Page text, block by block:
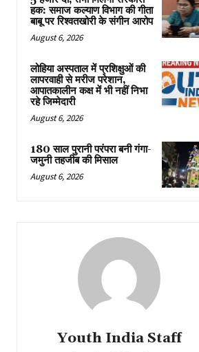
हक: समाज कल्याण विभाग की गीता
बाबू पर रिश्वतखोरी के संगीन आरोप
August 6, 2026
लोहिया अस्पताल में प्रशिक्षुओं की
लापरवाही से मरीज परेशान,
आपातकालीन कक्ष में भी नहीं निभा
रहे जिम्मेदारी
August 6, 2026
180 साल पुरानी परंपरा बनी गंगा-
जमुनी तहजीब की मिसाल
August 6, 2026
Youth India Staff